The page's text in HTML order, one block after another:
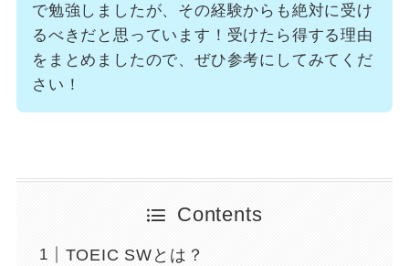
で勉強しましたが、その経験からも絶対に受け
るべきだと思っています！受けたら得する理由
をまとめましたので、ぜひ参考にしてみてくだ
さい！
Contents
TOEIC SWとは？